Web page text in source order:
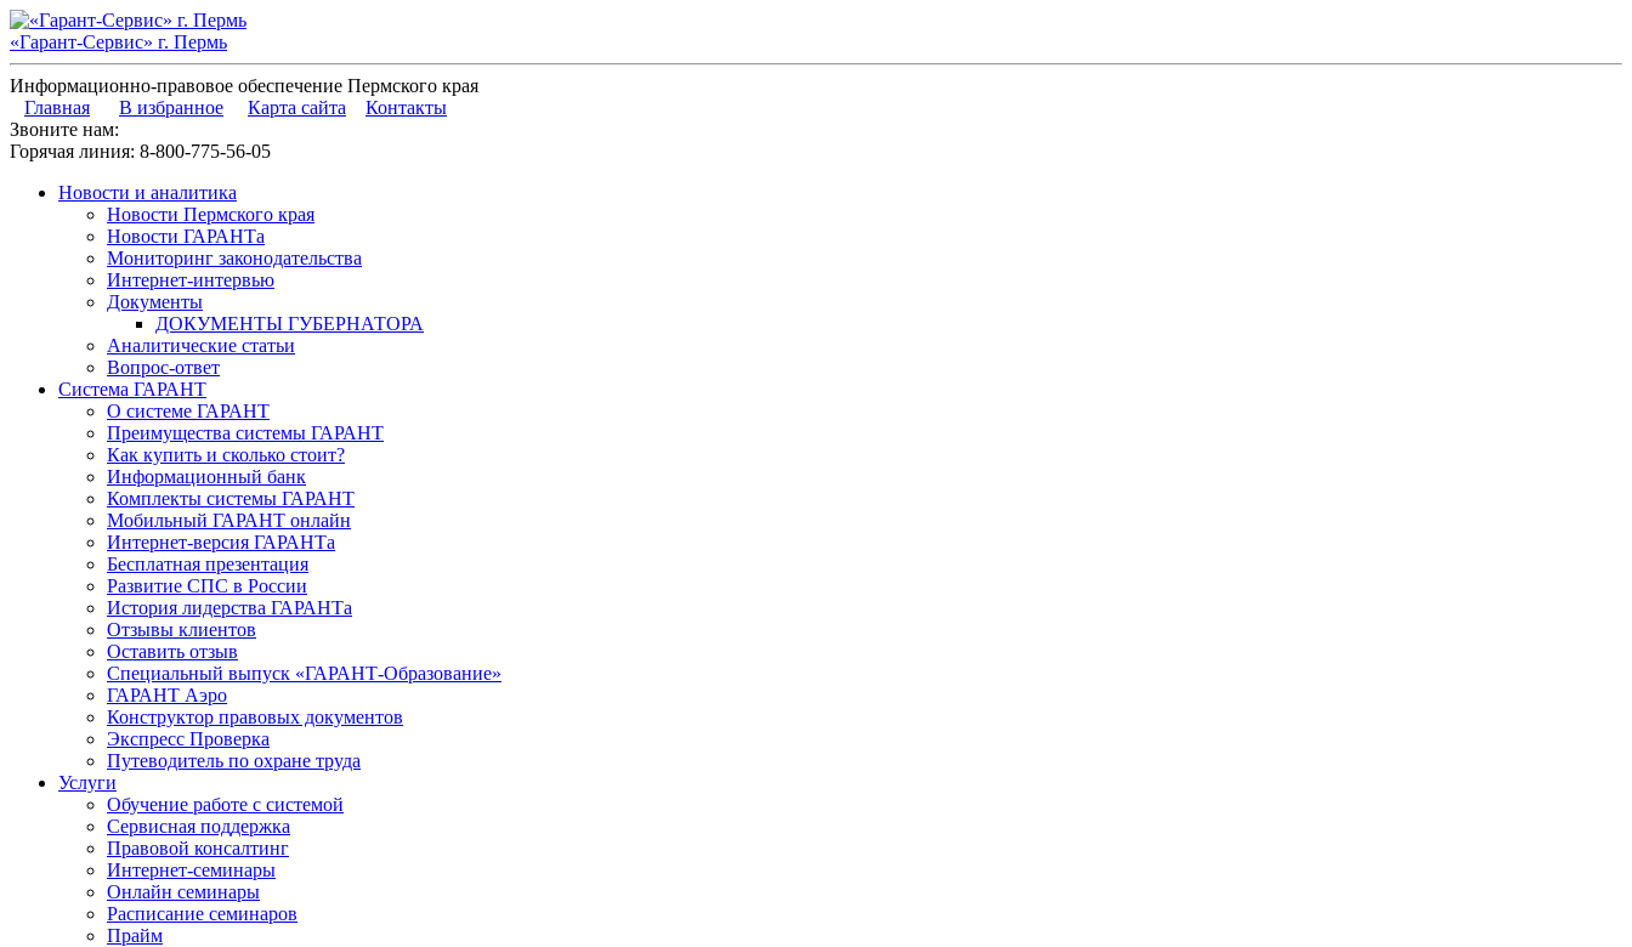
«Гарант-Сервис» г. Пермь
Информационно-правовое обеспечение Пермского края
Главная
В избранное Карта сайта
Контакты
Звоните нам:
Горячая линия: 8-800-775-56-05
Новости и аналитика
Новости Пермского края
Новости ГАРАНТа
Мониторинг законодательства
Интернет-интервью
Документы
ДОКУМЕНТЫ ГУБЕРНАТОРА
Аналитические статьи
Вопрос-ответ
Система ГАРАНТ
О системе ГАРАНТ
Преимущества системы ГАРАНТ
Как купить и сколько стоит?
Информационный банк
Комплекты системы ГАРАНТ
Мобильный ГАРАНТ онлайн
Интернет-версия ГАРАНТа
Бесплатная презентация
Развитие СПС в России
История лидерства ГАРАНТа
Отзывы клиентов
Оставить отзыв
Специальный выпуск «ГАРАНТ-Образование»
ГАРАНТ Аэро
Конструктор правовых документов
Экспресс Проверка
Путеводитель по охране труда
Услуги
Обучение работе с системой
Сервисная поддержка
Правовой консалтинг
Интернет-семинары
Онлайн семинары
Расписание семинаров
Прайм